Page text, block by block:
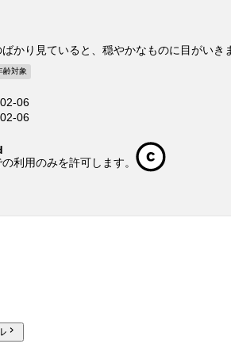
ばかり見ていると、穏やかなものに目がいき
齢対象
06
06
利用のみを許可します。